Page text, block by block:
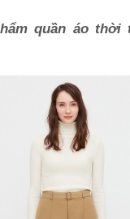
quần áo thời